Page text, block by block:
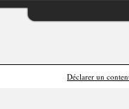
Déclarer un